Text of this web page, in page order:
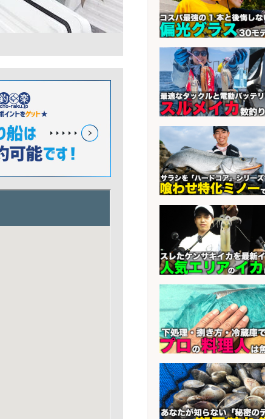
なの価値を上げ、
候補募集
魚の「バイヤー」
ットを生む、裁量バ
会社名 株式会社コム
さらに求人